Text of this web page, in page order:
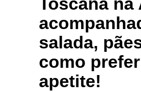
salada,
como
apetite!